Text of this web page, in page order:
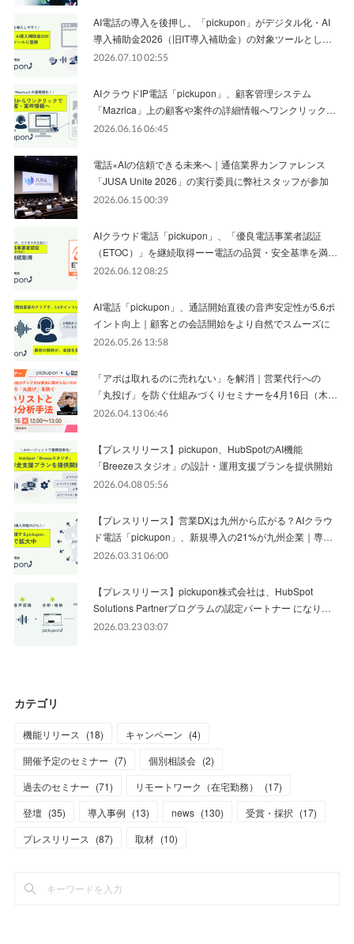
AI電話の導入を後押し。「pickupon」がデジタル化・AI
導入補助金2026（旧IT導入補助金）の対象ツールとし…
2026.07.10 02:55
AIクラウドIP電話「pickupon」、顧客管理システム
「Mazrica」上の顧客や案件の詳細情報へワンクリック…
2026.06.16 06:45
電話×AIの信頼できる未来へ｜通信業界カンファレンス
「JUSA Unite 2026」の実行委員に弊社スタッフが参加
2026.06.15 00:39
AIクラウド電話「pickupon」、「優良電話事業者認証
（ETOC）」を継続取得ーー電話の品質・安全基準を満…
2026.06.12 08:25
AI電話「pickupon」、通話開始直後の音声安定性が5.6ポ
イント向上｜顧客との会話開始をより自然でスムーズに
2026.05.26 13:58
「アポは取れるのに売れない」を解消｜営業代行への
「丸投げ」を防ぐ仕組みづくりセミナーを4月16日（木…
2026.04.13 06:46
【プレスリリース】pickupon、HubSpotのAI機能
「Breezeスタジオ」の設計・運用支援プランを提供開始
2026.04.08 05:56
【プレスリリース】営業DXは九州から広がる？AIクラウ
ド電話「pickupon」、新規導入の21%が九州企業｜専…
2026.03.31 06:00
【プレスリリース】pickupon株式会社は、HubSpot
Solutions Partnerプログラムの認定パートナー になり…
2026.03.23 03:07
カテゴリ
機能リリース (18) キャンペーン (4)
開催予定のセミナー (7) 個別相談会 (2)
過去のセミナー (71) リモートワーク（在宅勤務） (17)
登壇 (35) 導入事例 (13) news (130) 受賞・採択 (17)
プレスリリース
(87) 取材 (10)